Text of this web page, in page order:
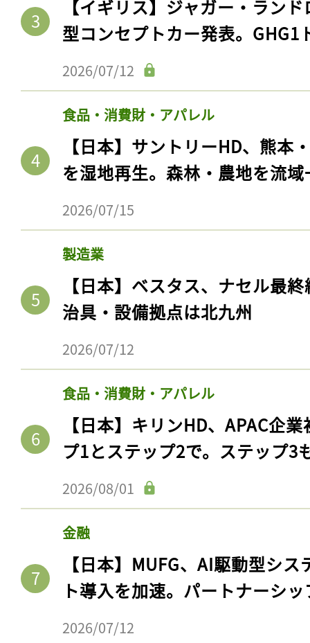
【イギリス】ジャガー・ラン
型コンセプトカー発表。GHG1
2026/07/12
食品・消費財・アパレル
【日本】サントリーHD、熊本
を湿地再生。森林・農地を流
2026/07/15
製造業
【日本】ベスタス、ナセル最
治具・設備拠点は北九州
2026/07/12
食品・消費財・アパレル
【日本】キリンHD、APAC企
プ1とステップ2で。ステップ3
2026/08/01
金融
【日本】MUFG、AI駆動型シ
ト導入を加速。パートナーシ
2026/07/12